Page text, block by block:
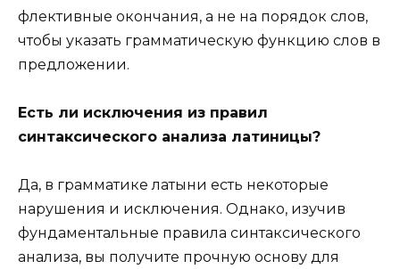
флективные окончания, а не на порядок слов,
чтобы указать грамматическую функцию слов в
предложении.
Есть ли исключения из правил
синтаксического анализа латиницы?
Да, в грамматике латыни есть некоторые
нарушения и исключения. Однако, изучив
фундаментальные правила синтаксического
анализа, вы получите прочную основу для